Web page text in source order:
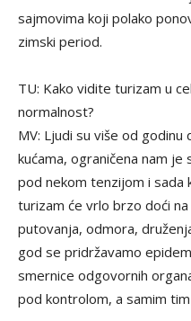
sajmovima koji polako
zimski period.
TU: Kako vidite turizam u
normalnost?
MV: Ljudi su više od
kućama, ograničena nam
pod nekom tenzijom i sada
turizam će vrlo brzo doći
putovanja, odmora,
god se pridržavamo
smernice odgovornih
pod kontrolom, a samim